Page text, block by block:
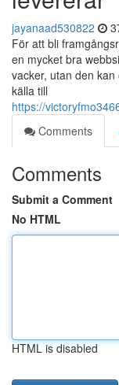
jayanaad530822
För att bli
en mycket bra
vacker, utan den
källa till
https://
Comments
Comments
Submit a Comment
No HTML
HTML is disabled